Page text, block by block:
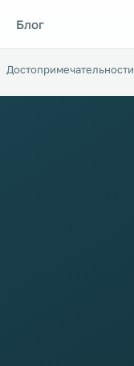
Блог
Достопримечательности